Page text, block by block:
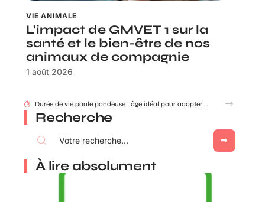
VIE ANIMALE
L’impact de GMVET 1 sur la
santé et le bien-être de nos
animaux de compagnie
1 août 2026
Durée de vie poule pondeuse : âge idéal pour adopter ou renouveler ?
Recherche
À lire absolument